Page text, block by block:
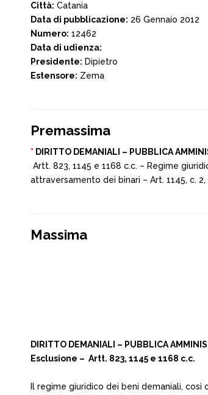
Città: Catania
Data di pubblicazione: 26 Gennaio 2012
Numero: 12462
Data di udienza:
Presidente: Dipietro
Estensore: Zema
Premassima
* DIRITTO DEMANIALI – PUBBLICA
Artt. 823, 1145 e 1168 c.c. – Regime
attraversamento dei binari – Art. 1145, c.
Massima
DIRITTO DEMANIALI – PUBBLICA
Esclusione – Artt. 823, 1145 e 1168 c.c.
Il regime giuridico dei beni demaniali,